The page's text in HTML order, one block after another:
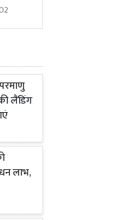
लैंडिंग
लाभ,